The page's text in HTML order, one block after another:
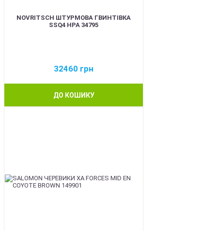
NOVRITSCH ШТУРМОВА ГВИНТІВКА
SSQ4 HPA 34795
32460 грн
ДО КОШИКУ